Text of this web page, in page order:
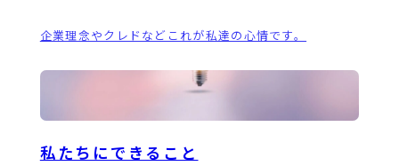
企業理念やクレドなどこれが私達の心情です。
私たちにできること